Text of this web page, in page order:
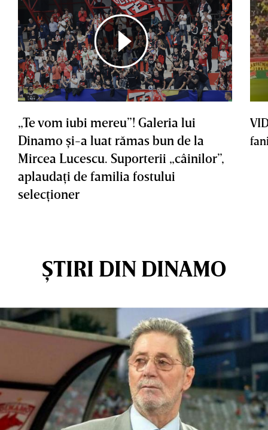
„Te vom iubi mereu”! Galeria lui
Dinamo şi-a luat rămas bun de la
Mircea Lucescu. Suporterii „câinilor”,
aplaudaţi de familia fostului
selecţioner
ȘTIRI DIN DINAMO